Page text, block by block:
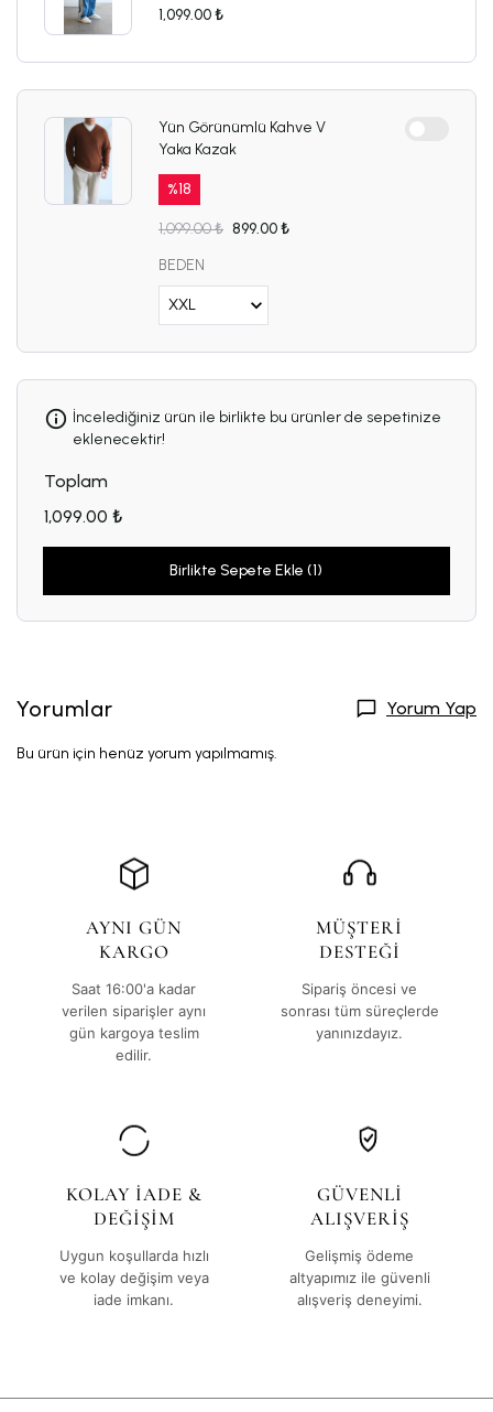
1,099.00 ₺
Yün Görünümlü Kahve V
Yaka Kazak
%18
1,099.00 ₺ 899.00 ₺
BEDEN
İncelediğiniz ürün ile birlikte bu ürünler de sepetinize
eklenecektir!
Toplam
1,099.00 ₺
Birlikte Sepete Ekle (1)
Yorumlar Yorum Yap
Bu ürün için henüz yorum yapılmamış.
AYNI GÜN
KARGO
Saat 16:00'a kadar
verilen siparişler aynı
gün kargoya teslim
edilir.
MÜŞTERİ
DESTEĞİ
Sipariş öncesi ve
sonrası tüm süreçlerde
yanınızdayız.
KOLAY İADE &
DEĞİŞİM
Uygun koşullarda hızlı
ve kolay değişim veya
iade imkanı.
GÜVENLİ
ALIŞVERİŞ
Gelişmiş ödeme
altyapımız ile güvenli
alışveriş deneyimi.